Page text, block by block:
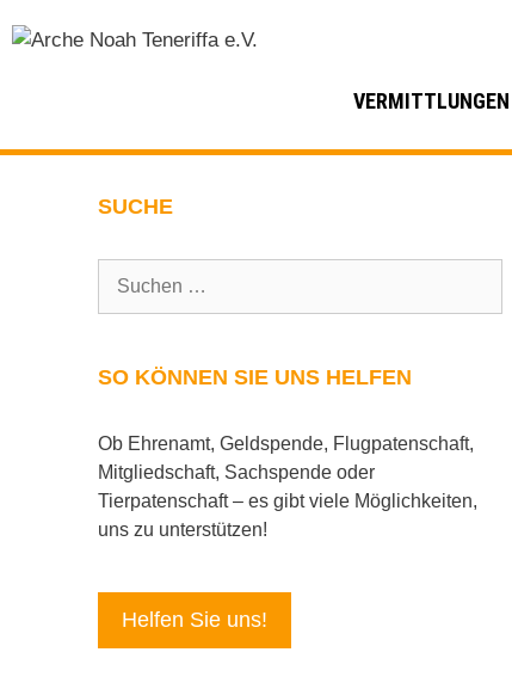
VERMITTLUNGEN
SUCHE
SO KÖNNEN SIE UNS HELFEN
Ob Ehrenamt, Geldspende, Flugpatenschaft,
Mitgliedschaft, Sachspende oder
Tierpatenschaft – es gibt viele Möglichkeiten,
uns zu unterstützen!
Helfen Sie uns!